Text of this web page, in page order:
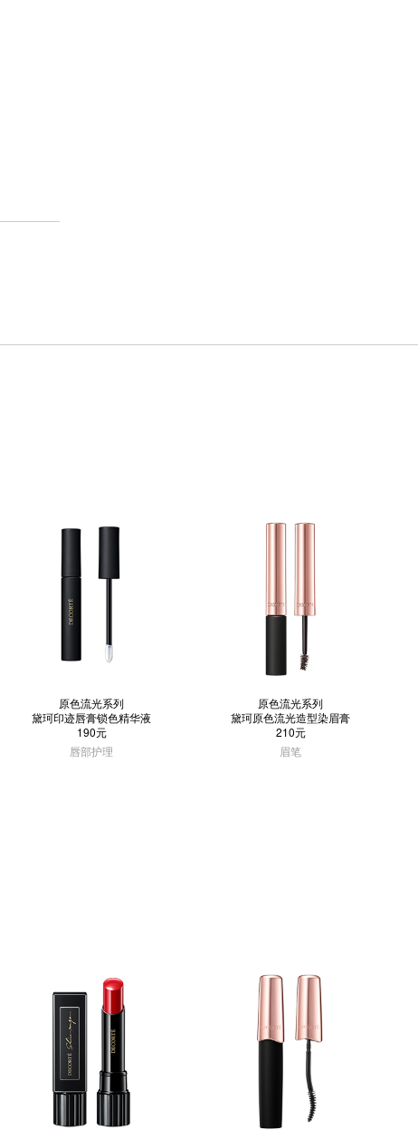
原色流光系列
黛珂印迹唇膏锁色精华液
190元
唇部护理
原色流光系列
黛珂原色流光造型染眉膏
210元
眉笔